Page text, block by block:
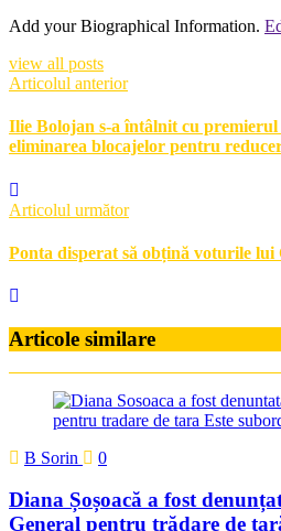
Add your Biographical Information.
view all posts
Articolul anterior
Ilie Bolojan s-a întâlnit cu
eliminarea blocajelor pentru
Articolul următor
Ponta disperat să obțină voturile lui
Articole similare
B Sorin 0
Diana Șoșoacă a fost
General pentru trădare de